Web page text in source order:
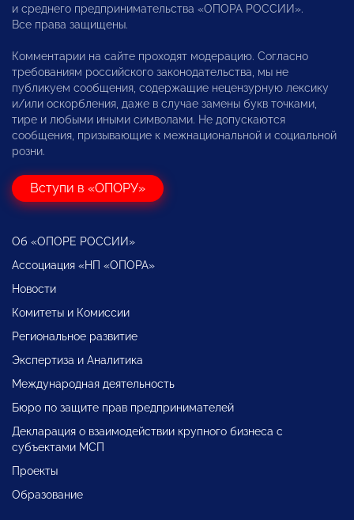
и среднего предпринимательства «ОПОРА РОССИИ».
Все права защищены.
Комментарии на сайте проходят модерацию. Согласно
требованиям российского законодательства, мы не
публикуем сообщения, содержащие нецензурную лексику
и/или оскорбления, даже в случае замены букв точками,
тире и любыми иными символами. Не допускаются
сообщения, призывающие к межнациональной и социальной
розни.
Вступи в «ОПОРУ»
Об «ОПОРЕ РОССИИ»
Ассоциация «НП «ОПОРА»
Новости
Комитеты и Комиссии
Региональное развитие
Экспертиза и Аналитика
Международная деятельность
Бюро по защите прав предпринимателей
Декларация о взаимодействии крупного бизнеса с
субъектами МСП
Проекты
Образование